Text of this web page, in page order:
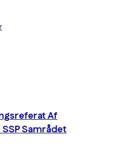
Af
Samrådet